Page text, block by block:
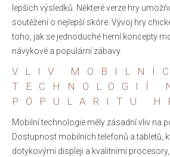
lepších výsledků. Některé verze hry
soutěžení o nejlepší skóre. Vývoj hry
toho, jak se jednoduché herní koncepty
návykové a populární zábavy.
VLIV
TECHNOLOGIÍ
POPULARITU
Mobilní technologie měly zásadní vliv na
Dostupnost mobilních telefonů a tabletů,
dotykovými displeji a kvalitními